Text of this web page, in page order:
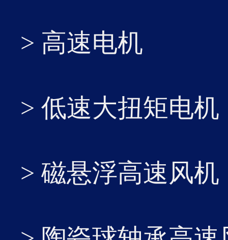
2026-02
> 高速电机
> 低速大扭矩电机
> 磁悬浮高速风机